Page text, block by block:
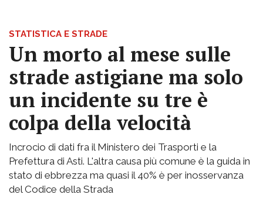
STATISTICA E STRADE
Un morto al mese sulle
strade astigiane ma solo
un incidente su tre è
colpa della velocità
Incrocio di dati fra il Ministero dei Trasporti e la
Prefettura di Asti. L'altra causa più comune è la guida in
stato di ebbrezza ma quasi il 40% è per inosservanza
del Codice della Strada